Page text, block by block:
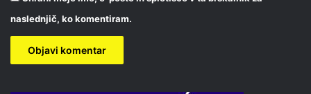
naslednjič, ko komentiram.